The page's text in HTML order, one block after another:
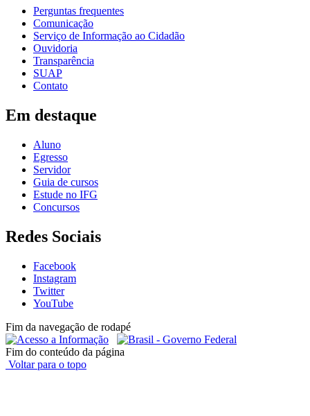
Perguntas frequentes
Comunicação
Serviço de Informação ao Cidadão
Ouvidoria
Transparência
SUAP
Contato
Em destaque
Aluno
Egresso
Servidor
Guia de cursos
Estude no IFG
Concursos
Redes Sociais
Facebook
Instagram
Twitter
YouTube
Fim da navegação de rodapé
Fim do conteúdo da página
Voltar para o topo